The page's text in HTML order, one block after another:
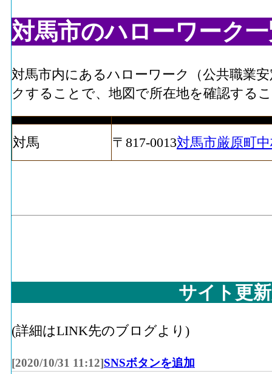
対馬市のハローワーク
対馬市内にあるハローワーク（公共職業
クすることで、地図で所在地を確認する
対馬 〒817‐0013対馬市厳原町中
サイト更
(詳細はLINK先のブログより)
[2020/10/31 11:12]SNSボタンを追加